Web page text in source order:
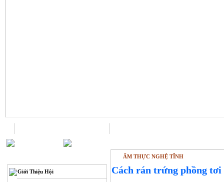
Giới Thiệu Hội
ẨM THỰC NGHỆ TĨNH
Cách rán trứng phồng